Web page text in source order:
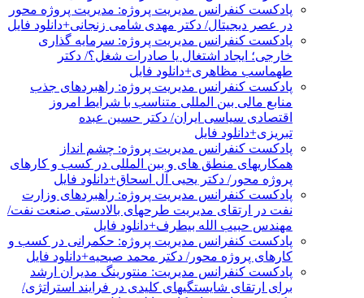
پادکست کنفرانس مدیریت پروژه: مدیریت پروژه محور
در عصر دیجیتال/ دکتر مهدی شامی زنجانی+دانلود فایل
پادکست کنفرانس مدیریت پروژه: سرمایه گذاری
خارجی؛ ایجاد اشتغال یا صادرات شغل؟/ دکتر
طهماسب مظاهری+دانلود فایل
پادکست کنفرانس مدیریت پروژه: راهبردهای جذب
منابع مالی بین المللی متناسب با شرایط امروز
اقتصادی سیاسی ایران/ دکتر حسین عبده
تبریزی+دانلود فایل
پادکست کنفرانس مدیریت پروژه: چشم انداز
همکاریهای منطق های و بین المللی در کسب و کارهای
پروژه محور/ دکتر یحیی آل اسحاق+دانلود فایل
پادکست کنفرانس مدیریت پروژه: راهبردهای وزارت
نفت در ارتقای مدیریت طرحهای بالادستی صنعت نفت/
مهندس حبیب الله بیطرف+دانلود فایل
پادکست کنفرانس مدیریت پروژه: حکمرانی در کسب و
کارهای پروژه محور/ دکتر محمد صبحیه+دانلود فایل
پادکست کنفرانس مدیریت: منتورینگ مدیران ارشد
برای ارتقای شایستگیهای کلیدی در فرایند استراتژی/